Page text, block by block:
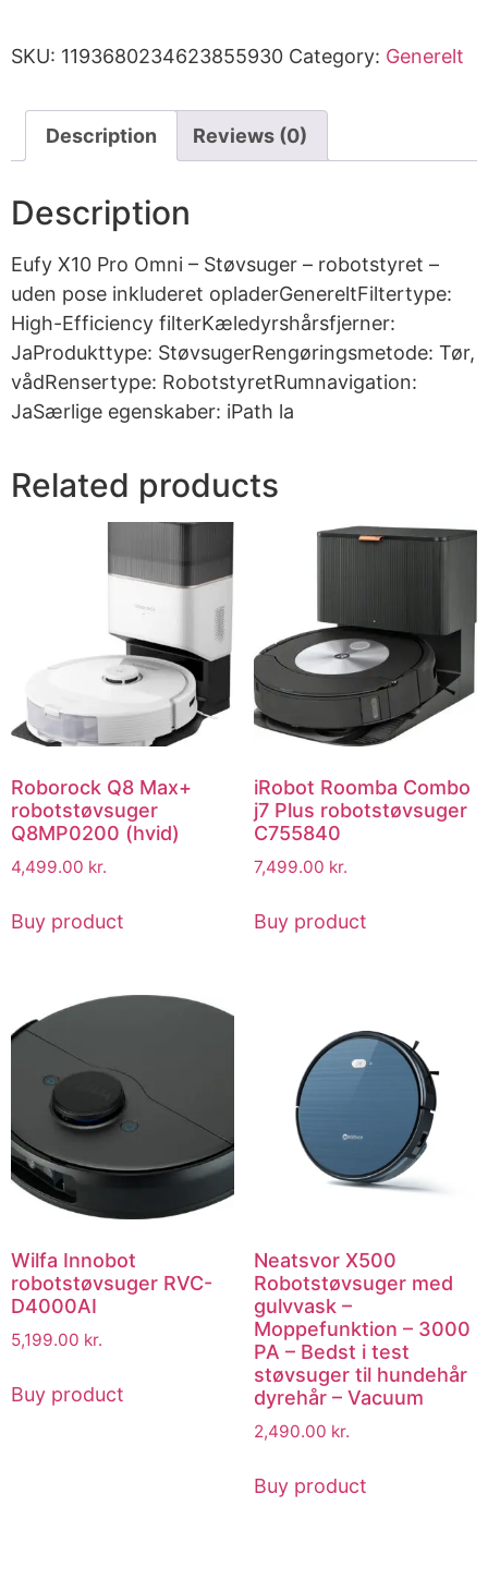
SKU: 1193680234623855930 Category: Generelt
Description Reviews (0)
Description
Eufy X10 Pro Omni – Støvsuger – robotstyret –
uden pose inkluderet opladerGenereltFiltertype:
High-Efficiency filterKæledyrshårsfjerner:
JaProdukttype: StøvsugerRengøringsmetode: Tør,
vådRensertype: RobotstyretRumnavigation:
JaSærlige egenskaber: iPath la
Related products
Roborock Q8 Max+
robotstøvsuger
Q8MP0200 (hvid)
4,499.00 kr.
Buy product
iRobot Roomba Combo
j7 Plus robotstøvsuger
C755840
7,499.00 kr.
Buy product
Wilfa Innobot
robotstøvsuger RVC-
D4000AI
5,199.00 kr.
Buy product
Neatsvor X500
Robotstøvsuger med
gulvvask –
Moppefunktion – 3000
PA – Bedst i test
støvsuger til hundehår
dyrehår – Vacuum
2,490.00 kr.
Buy product